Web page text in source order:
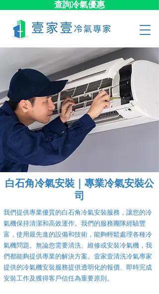
查詢冷氣優惠
白石角冷氣安裝｜專業冷氣安裝公
司
我們提供專業優質的白石角冷氣安裝服務，讓您的冷
氣機保持清潔和高效運作。我們的服務團隊經驗豐
富，使用最先進的設備和技術，能夠輕鬆處理各種冷
氣機問題。無論您需要清洗、維修或安裝冷氣機，我
們都能夠提供專業的解決方案。壹家壹清洗冷氣專家
提供的冷氣機安裝服務提供透明化的報價、即時完成
安裝工作及獲得客戶信任為重要原則。